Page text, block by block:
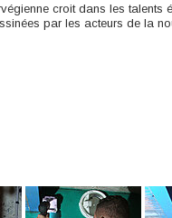
croit dans les talents
par les acteurs de la